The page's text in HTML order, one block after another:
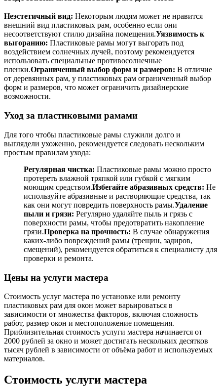
Неэстетичный вид: Некоторым людям может не нравится
внешний вид пластиковых рам, особенно если они
несоответствуют стилю дизайна помещения.Уязвимость к
выгоранию: Пластиковые рамы могут выгорать под
воздействием солнечных лучей, поэтому рекомендуется
использовать специальные противосолнечные
пленки.Ограниченный выбор форм и размеров: В отличие
от деревянных рам, у пластиковых рам ограниченный выбор
форм и размеров, что может ограничить дизайнерские
возможности.
Уход за пластиковыми рамами
Для того чтобы пластиковые рамы служили долго и
выглядели ухоженно, рекомендуется следовать нескольким
простым правилам ухода:
Регулярная чистка: Пластиковые рамы можно просто
протереть влажной тряпкой или губкой с мягким
моющим средством.Избегайте абразивных средств: Не
используйте абразивные и растворяющие средства, так
как они могут повредить поверхность рамы.Удаление
пыли и грязи: Регулярно удаляйте пыль и грязь с
поверхности рамы, чтобы предотвратить накопление
грязи.Проверка на прочность: В случае обнаружения
каких-либо повреждений рамы (трещин, задиров,
смещений), рекомендуется обратиться к специалисту для
проверки и ремонта.
Цены на услуги мастера
Стоимость услуг мастера по установке или ремонту
пластиковых рам для окон может варьироваться в
зависимости от множества факторов, включая сложность
работ, размер окон и местоположение помещения.
Приблизительная стоимость услуги мастера начинается от
2000 рублей за окно и может достигать нескольких десятков
тысяч рублей в зависимости от объёма работ и используемых
материалов.
Стоимость услуги мастера